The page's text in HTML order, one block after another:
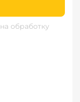
на обработку